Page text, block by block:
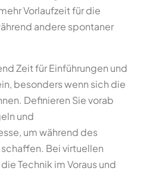
Vorlaufzeit für die
andere spontaner
Zeit für Einführungen und
besonders wenn sich die
Definieren Sie vorab
und
um während des
Bei virtuellen
Technik im Voraus und